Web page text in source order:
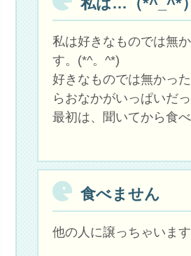
私は好きなものでは無
す。(*^。^*)
好きなものでは無かっ
らおなかがいっぱいだ
最初は、聞いてから食べ
食べません
他の人に譲っちゃいます